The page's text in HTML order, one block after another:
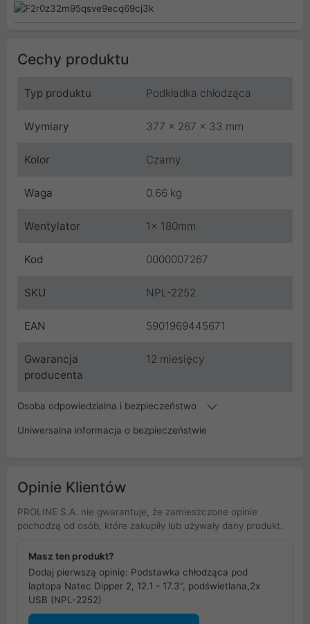
Cechy produktu
Typ produktu Podkładka chłodząca
Wymiary 377 x 267 x 33 mm
Kolor Czarny
Waga 0.66 kg
Wentylator 1x 180mm
Kod 0000007267
SKU NPL-2252
EAN 5901969445671
Gwarancja
producenta
12 miesięcy
Osoba odpowiedzialna i bezpieczeństwo
Uniwersalna informacja o bezpieczeństwie
Opinie Klientów
PROLINE S.A. nie gwarantuje, że zamieszczone opinie
pochodzą od osób, które zakupiły lub używały dany produkt.
Masz ten produkt?
Dodaj pierwszą opinię: Podstawka chłodząca pod
laptopa Natec Dipper 2, 12.1 - 17.3”, podświetlana,2x
USB (NPL-2252)